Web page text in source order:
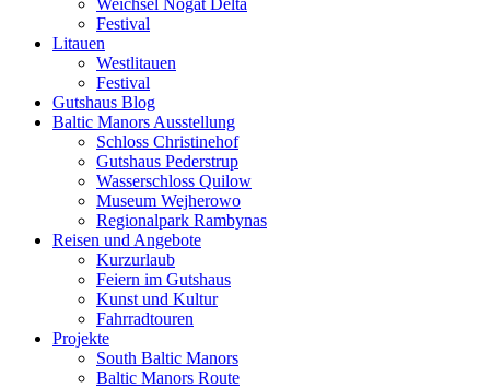
Weichsel Nogat Delta
Festival
Litauen
Westlitauen
Festival
Gutshaus Blog
Baltic Manors Ausstellung
Schloss Christinehof
Gutshaus Pederstrup
Wasserschloss Quilow
Museum Wejherowo
Regionalpark Rambynas
Reisen und Angebote
Kurzurlaub
Feiern im Gutshaus
Kunst und Kultur
Fahrradtouren
Projekte
South Baltic Manors
Baltic Manors Route